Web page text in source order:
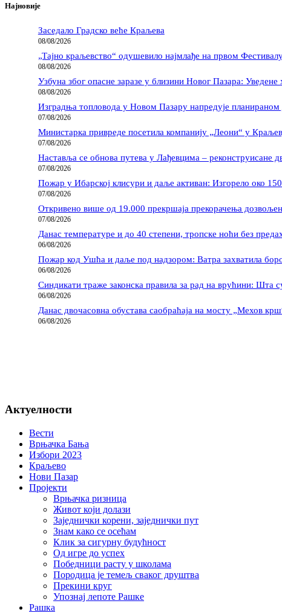
Најновије
Заседало Градско веће Краљева
08/08/2026
„Тајно краљевство“ одушевило најмлађе на првом
08/08/2026
Узбуна због опасне заразе у близини Новог Пазара:
08/08/2026
Изградња топловода у Новом Пазару напредује
07/08/2026
Министарка привреде посетила компанију „Леони“ у
07/08/2026
Наставља се обнова путева у Лађевцима – реконструисане
07/08/2026
Пожар у Ибарској клисури и даље активан: Изгорело око
07/08/2026
Откривено више од 19.000 прекршаја прекорачења
07/08/2026
Данас температуре и до 40 степени, тропске ноћи без
06/08/2026
Пожар код Ушћа и даље под надзором: Ватра захватила
06/08/2026
Синдикати траже законска правила за рад на врућини: Шта
06/08/2026
Данас двочасовна обустава саобраћаја на мосту „Мехов
06/08/2026
Актуелности
Вести
Врњачка Бања
Избори 2023
Краљево
Нови Пазар
Пројекти
Врњачка ризница
Живот који долази
Заједнички корени, заједнички пут
Знам како се осећам
Клик за сигурну будућност
Од игре до успех
Победници расту у школама
Породица је темељ сваког друштва
Прекини круг
Упознај лепоте Рашке
Рашка